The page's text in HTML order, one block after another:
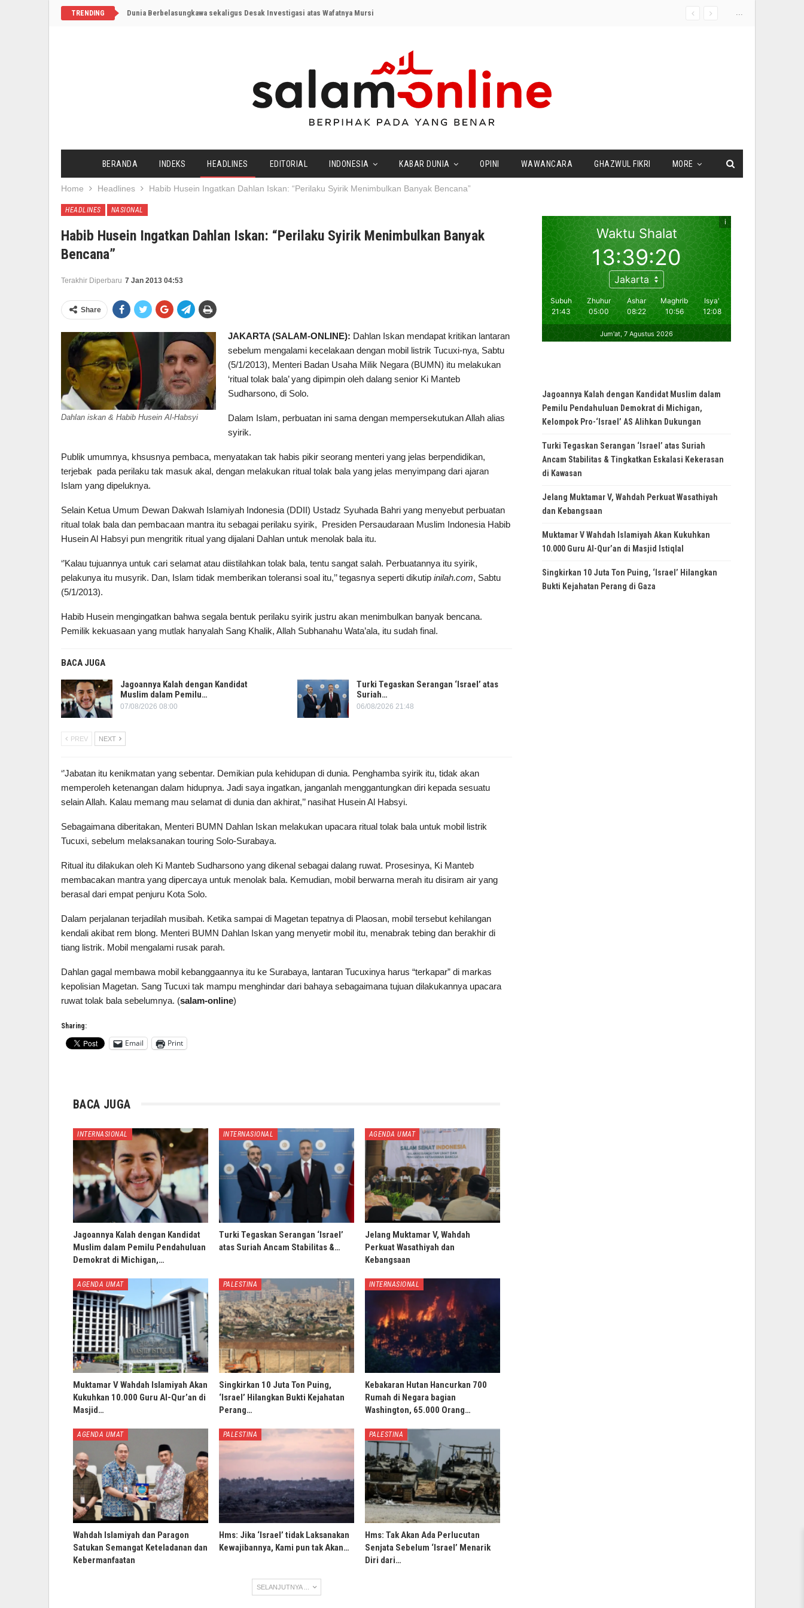
...
TRENDING Dunia Berbelasungkawa sekaligus Desak Investigasi atas Wafatnya Mursi
BERANDA INDEKS HEADLINES EDITORIAL INDONESIA KABAR DUNIA OPINI WAWANCARA GHAZWUL FIKRI MORE
Home Headlines Habib Husein Ingatkan Dahlan Iskan: “Perilaku Syirik Menimbulkan Banyak Bencana”
HEADLINES NASIONAL
Habib Husein Ingatkan Dahlan Iskan: “Perilaku Syirik Menimbulkan Banyak
Bencana”
Terakhir Diperbaru 7 Jan 2013 04:53
Share
Dahlan iskan & Habib Husein Al-Habsyi
JAKARTA (SALAM-ONLINE): Dahlan Iskan mendapat kritikan lantaran
sebelum mengalami kecelakaan dengan mobil listrik Tucuxi-nya, Sabtu
(5/1/2013), Menteri Badan Usaha Milik Negara (BUMN) itu melakukan
‘ritual tolak bala’ yang dipimpin oleh dalang senior Ki Manteb
Sudharsono, di Solo.
Dalam Islam, perbuatan ini sama dengan mempersekutukan Allah alias
syirik.
Publik umumnya, khsusnya pembaca, menyatakan tak habis pikir seorang menteri yang jelas berpendidikan,
terjebak pada perilaku tak masuk akal, dengan melakukan ritual tolak bala yang jelas menyimpang dari ajaran
Islam yang dipeluknya.
Selain Ketua Umum Dewan Dakwah Islamiyah Indonesia (DDII) Ustadz Syuhada Bahri yang menyebut perbuatan
ritual tolak bala dan pembacaan mantra itu sebagai perilaku syirik, Presiden Persaudaraan Muslim Indonesia Habib
Husein Al Habsyi pun mengritik ritual yang dijalani Dahlan untuk menolak bala itu.
‘’Kalau tujuannya untuk cari selamat atau diistilahkan tolak bala, tentu sangat salah. Perbuatannya itu syirik,
pelakunya itu musyrik. Dan, Islam tidak memberikan toleransi soal itu,’’ tegasnya seperti dikutip inilah.com, Sabtu
(5/1/2013).
Habib Husein mengingatkan bahwa segala bentuk perilaku syirik justru akan menimbulkan banyak bencana.
Pemilik kekuasaan yang mutlak hanyalah Sang Khalik, Allah Subhanahu Wata’ala, itu sudah final.
BACA JUGA
Jagoannya Kalah dengan Kandidat
Muslim dalam Pemilu…
07/08/2026 08:00
Turki Tegaskan Serangan ‘Israel’ atas
Suriah…
06/08/2026 21:48
PREV NEXT
‘’Jabatan itu kenikmatan yang sebentar. Demikian pula kehidupan di dunia. Penghamba syirik itu, tidak akan
memperoleh ketenangan dalam hidupnya. Jadi saya ingatkan, janganlah menggantungkan diri kepada sesuatu
selain Allah. Kalau memang mau selamat di dunia dan akhirat,’’ nasihat Husein Al Habsyi.
Sebagaimana diberitakan, Menteri BUMN Dahlan Iskan melakukan upacara ritual tolak bala untuk mobil listrik
Tucuxi, sebelum melaksanakan touring Solo-Surabaya.
Ritual itu dilakukan oleh Ki Manteb Sudharsono yang dikenal sebagai dalang ruwat. Prosesinya, Ki Manteb
membacakan mantra yang dipercaya untuk menolak bala. Kemudian, mobil berwarna merah itu disiram air yang
berasal dari empat penjuru Kota Solo.
Dalam perjalanan terjadilah musibah. Ketika sampai di Magetan tepatnya di Plaosan, mobil tersebut kehilangan
kendali akibat rem blong. Menteri BUMN Dahlan Iskan yang menyetir mobil itu, menabrak tebing dan berakhir di
tiang listrik. Mobil mengalami rusak parah.
Dahlan gagal membawa mobil kebanggaannya itu ke Surabaya, lantaran Tucuxinya harus “terkapar” di markas
kepolisian Magetan. Sang Tucuxi tak mampu menghindar dari bahaya sebagaimana tujuan dilakukannya upacara
ruwat tolak bala sebelumnya. (salam-online)
Sharing:
Email Print
BACA JUGA
INTERNASIONAL
Jagoannya Kalah dengan Kandidat
Muslim dalam Pemilu Pendahuluan
Demokrat di Michigan,…
INTERNASIONAL
Turki Tegaskan Serangan ‘Israel’
atas Suriah Ancam Stabilitas &…
AGENDA UMAT
Jelang Muktamar V, Wahdah
Perkuat Wasathiyah dan
Kebangsaan
AGENDA UMAT
Muktamar V Wahdah Islamiyah Akan
Kukuhkan 10.000 Guru Al-Qur’an di
Masjid…
PALESTINA
Singkirkan 10 Juta Ton Puing,
‘Israel’ Hilangkan Bukti Kejahatan
Perang…
INTERNASIONAL
Kebakaran Hutan Hancurkan 700
Rumah di Negara bagian
Washington, 65.000 Orang…
AGENDA UMAT
Wahdah Islamiyah dan Paragon
Satukan Semangat Keteladanan dan
Kebermanfaatan
PALESTINA
Hms: Jika ‘Israel’ tidak Laksanakan
Kewajibannya, Kami pun tak Akan…
PALESTINA
Hms: Tak Akan Ada Perlucutan
Senjata Sebelum ‘Israel’ Menarik
Diri dari…
SELANJUTNYA ...
Jagoannya Kalah dengan Kandidat Muslim dalam
Pemilu Pendahuluan Demokrat di Michigan,
Kelompok Pro-‘Israel’ AS Alihkan Dukungan
Turki Tegaskan Serangan ‘Israel’ atas Suriah
Ancam Stabilitas & Tingkatkan Eskalasi Kekerasan
di Kawasan
Jelang Muktamar V, Wahdah Perkuat Wasathiyah
dan Kebangsaan
Muktamar V Wahdah Islamiyah Akan Kukuhkan
10.000 Guru Al-Qur’an di Masjid Istiqlal
Singkirkan 10 Juta Ton Puing, ‘Israel’ Hilangkan
Bukti Kejahatan Perang di Gaza